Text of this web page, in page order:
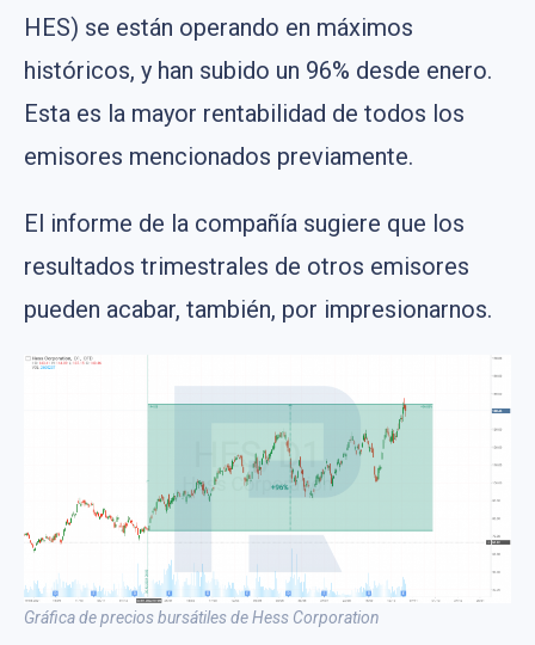
HES) se están operando en máximos
históricos, y han subido un 96% desde enero.
Esta es la mayor rentabilidad de todos los
emisores mencionados previamente.
El informe de la compañía sugiere que los
resultados trimestrales de otros emisores
pueden acabar, también, por impresionarnos.
Gráfica de precios bursátiles de Hess Corporation